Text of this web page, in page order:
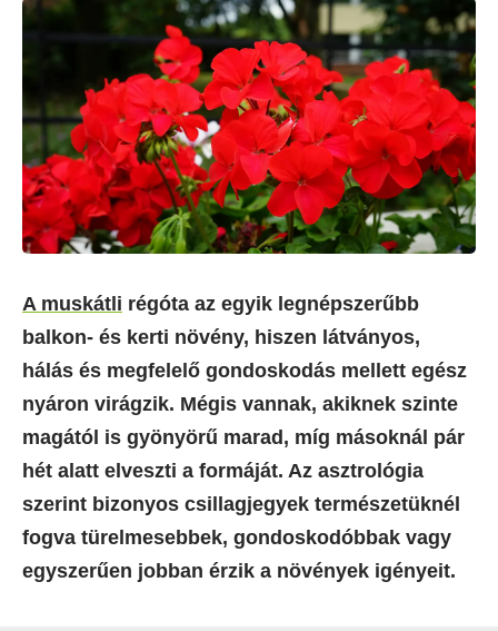
A muskátli régóta az egyik legnépszerűbb
balkon- és kerti növény, hiszen látványos,
hálás és megfelelő gondoskodás mellett egész
nyáron virágzik. Mégis vannak, akiknek szinte
magától is gyönyörű marad, míg másoknál pár
hét alatt elveszti a formáját. Az asztrológia
szerint bizonyos csillagjegyek természetüknél
fogva türelmesebbek, gondoskodóbbak vagy
egyszerűen jobban érzik a növények igényeit.